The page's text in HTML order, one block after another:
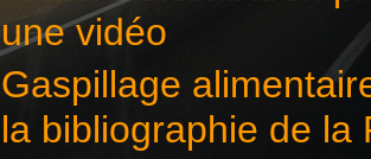
une vidéo
Gaspillage
la bibliographie de la